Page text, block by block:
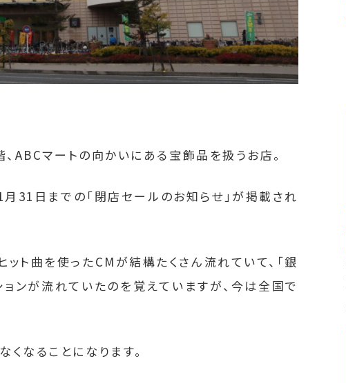
ABCマートの向かいにある宝飾品を扱うお店。
月31日までの「閉店セールのお知らせ」が掲載され
ト曲を使ったCMが結構たくさん流れていて、「銀
ンが流れていたのを覚えていますが、今は全国で
なることになります。